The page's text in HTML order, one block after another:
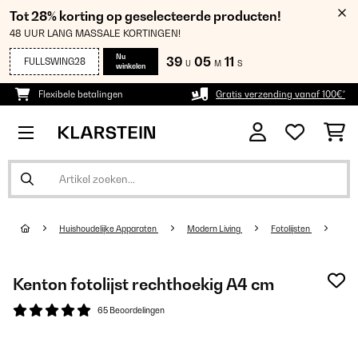
Tot 28% korting op geselecteerde producten!
48 UUR LANG MASSALE KORTINGEN!
FULLSWING28
Nu
winkelen
39 U 05 M 11 S
Flexibele betalingen Gratis verzending vanaf 100€*
Huishoudelijke Apparaten Modern Living Fotolijsten
Kenton fotolijst rechthoekig A4 cm
65 Beoordelingen